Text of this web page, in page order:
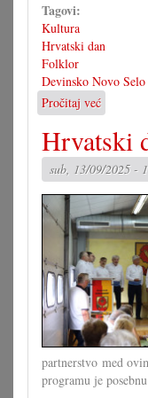
Tagovi:
Kultura
Hrvatski dan
Folklor
Devinsko Novo Selo
Pročitaj već
Hrvatski
dan
u
Novom
Selu
Hrvatski
sub, 13/09/2025 -
partnerstvo med
programu je